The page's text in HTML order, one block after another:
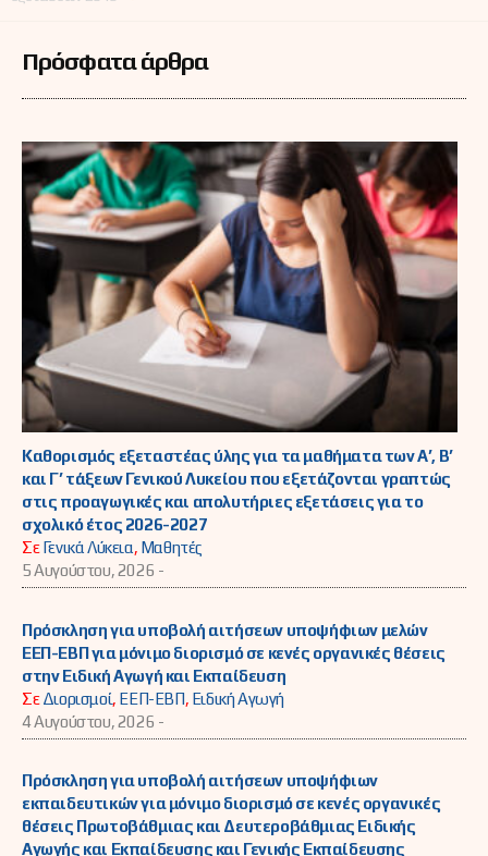
Πρόσφατα άρθρα
Καθορισμός εξεταστέας ύλης για τα μαθήματα των Α’, Β’
και Γ’ τάξεων Γενικού Λυκείου που εξετάζονται γραπτώς
στις προαγωγικές και απολυτήριες εξετάσεις για το
σχολικό έτος 2026-2027
ΣεΓενικά Λύκεια, Μαθητές
5 Αυγούστου, 2026 -
Πρόσκληση για υποβολή αιτήσεων υποψήφιων μελών
ΕΕΠ-ΕΒΠ για μόνιμο διορισμό σε κενές οργανικές θέσεις
στην Ειδική Αγωγή και Εκπαίδευση
ΣεΔιορισμοί, ΕΕΠ-ΕΒΠ, Ειδική Αγωγή
4 Αυγούστου, 2026 -
Πρόσκληση για υποβολή αιτήσεων υποψήφιων
εκπαιδευτικών για μόνιμο διορισμό σε κενές οργανικές
θέσεις Πρωτοβάθμιας και Δευτεροβάθμιας Ειδικής
Αγωγής και Εκπαίδευσης και Γενικής Εκπαίδευσης